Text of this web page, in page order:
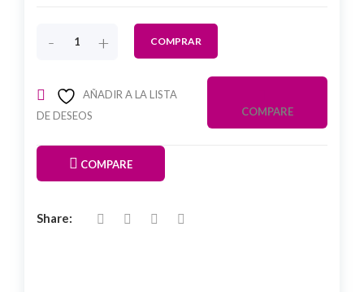
- + COMPRAR
AÑADIR A LA LISTA
DE DESEOS
COMPARE
COMPARE
Share: